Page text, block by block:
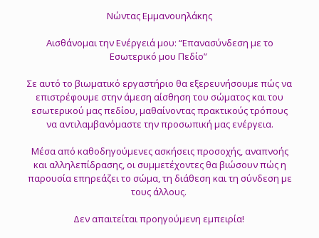
Νώντας Εμμανουηλάκης
Αισθάνομαι την Ενέργειά μου: “Επανασύνδεση με το
Εσωτερικό μου Πεδίο”
Σε αυτό το βιωματικό εργαστήριο θα εξερευνήσουμε πώς να
επιστρέφουμε στην άμεση αίσθηση του σώματος και του
εσωτερικού μας πεδίου, μαθαίνοντας πρακτικούς τρόπους
να αντιλαμβανόμαστε την προσωπική μας ενέργεια.
Μέσα από καθοδηγούμενες ασκήσεις προσοχής, αναπνοής
και αλληλεπίδρασης, οι συμμετέχοντες θα βιώσουν πώς η
παρουσία επηρεάζει το σώμα, τη διάθεση και τη σύνδεση με
τους άλλους.
Δεν απαιτείται προηγούμενη εμπειρία!